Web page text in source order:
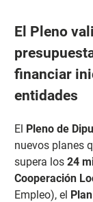
El Pleno
financiar
entidades
El Pleno de
nuevos planes
supera los 24
Cooperación
Empleo), el